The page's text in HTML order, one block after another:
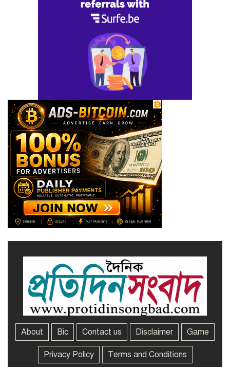
জুলাই আন্দোলন জনগণের, কৃতিত্ব
মালয়েশিয়ায় সহকর্মীদের সংঘর্ষে ৩
বাংলাদেশি নিহত, গ্রেপ্তার ১
শহীদের আত্মত্যাগে গড়া জাতীয় ঐক্য
রক্ষা করতে হবে : প্রধানমন্ত্রী
সাভারে এমপি ও তাঁর স্ত্রীকে
শিক্ষাপ্রতিষ্ঠানের সভাপতি, উঠেছে
আইনি প্রশ্ন
নজরুল বিশ্ববিদ্যালয়ে ব্যবসায় প্রশাসন
অনুষদের গবেষণা প্রকল্প ২০২৫-২৬
অর্থবছরের সেমিনার
About Bic Contact us Disclaimer Game
Privacy Policy Terms and Conditions